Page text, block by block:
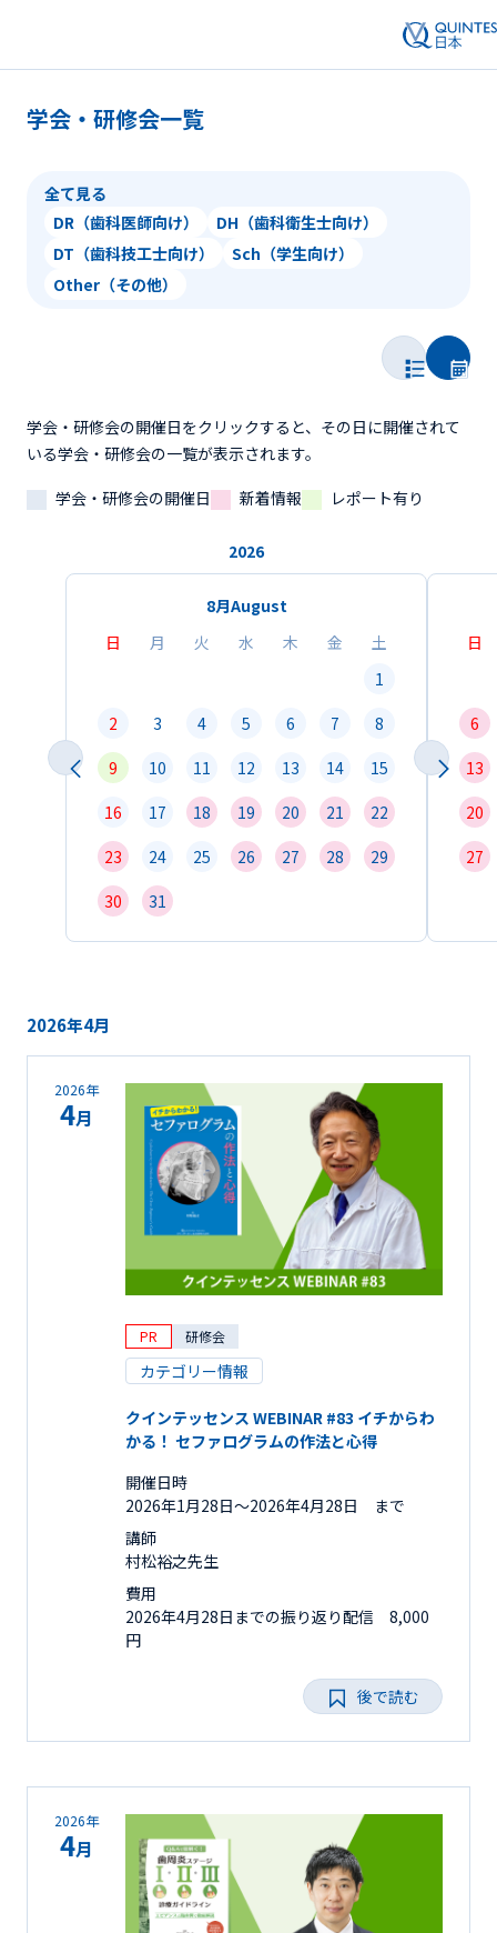
学会・研修会一覧
全て見る
DR（歯科医師向け）
DH（歯科衛生士向け）
DT（歯科技工士向け）
Sch（学生向け）
Other（その他）
学会・研修会の開催日をクリックすると、その日に開催されて
いる学会・研修会の一覧が表示されます。
学会・研修会の開催日
新着情報 レポート有り
2026
8月August
日
月 火 水 木 金
土
1
2
3 4 5 6 7
8
9
10 11 12 13 14
15
16
17 18 19 20 21
22
23
24 25 26 27 28
29
30
31
日
6
13
20
27
2026年4月
2026年
4月
PR 研修会
カテゴリー情報
クインテッセンス WEBINAR #83 イチからわ
かる！ セファログラムの作法と心得
開催日時
2026年1月28日〜2026年4月28日 まで
講師
村松裕之先生
費用
2026年4月28日までの振り返り配信 8,000
円
後で読む
2026年
4月